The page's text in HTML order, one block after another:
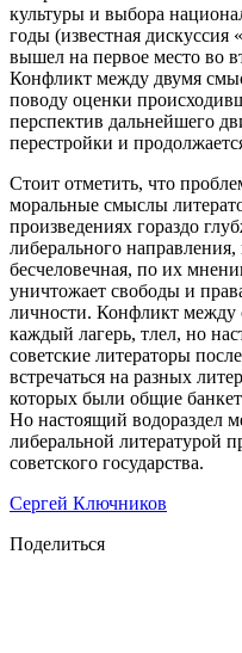
культуры и выбора
годы (известная
вышел на первое место во
Конфликт между двумя
поводу оценки
перспектив дальнейшего
перестройки и
Стоит отметить, что
моральные смыслы
произведениях гораздо
либерального
бесчеловечная, по их
уничтожает свободы и
личности. Конфликт между
каждый лагерь, тлел, но
советские литераторы
встречаться на разных
которых были общие
Но настоящий водораздел
либеральной литературой
советского государства.
Сергей Ключников
Поделиться